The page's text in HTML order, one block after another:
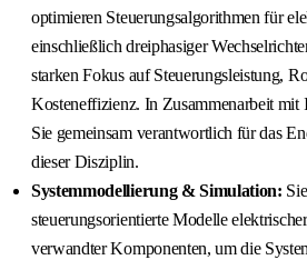
optimieren Steuerungsalgorithmen für
einschließlich dreiphasiger
starken Fokus auf Steuerungsleistung,
Kosteneffizienz. In Zusammenarbeit mit
Sie gemeinsam verantwortlich für das
dieser Disziplin.
Systemmodellierung & Simulation:
steuerungsorientierte Modelle
verwandter Komponenten, um die